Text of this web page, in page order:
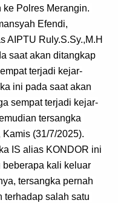
ke Polres Merangin.
Efendi,
AIPTU Ruly.S.Sy.,M.H
saat akan ditangkap
terjadi kejar-
ini pada saat akan
sempat terjadi kejar-
tersangka
(31/7/2025).
IS alias KONDOR ini
kali keluar
tersangka pernah
terhadap salah satu